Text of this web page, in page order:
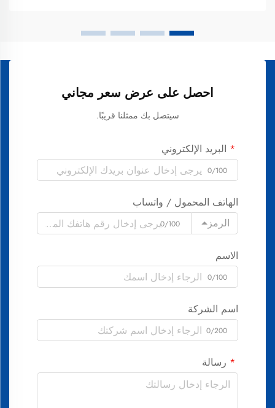
احصل على عرض سعر مجاني
سيتصل بك ممثلنا قريبًا.
البريد الإلكتروني
0/100
الهاتف المحمول / واتساب
الرمز
0/100
الاسم
0/100
اسم الشركة
0/200
رسالة